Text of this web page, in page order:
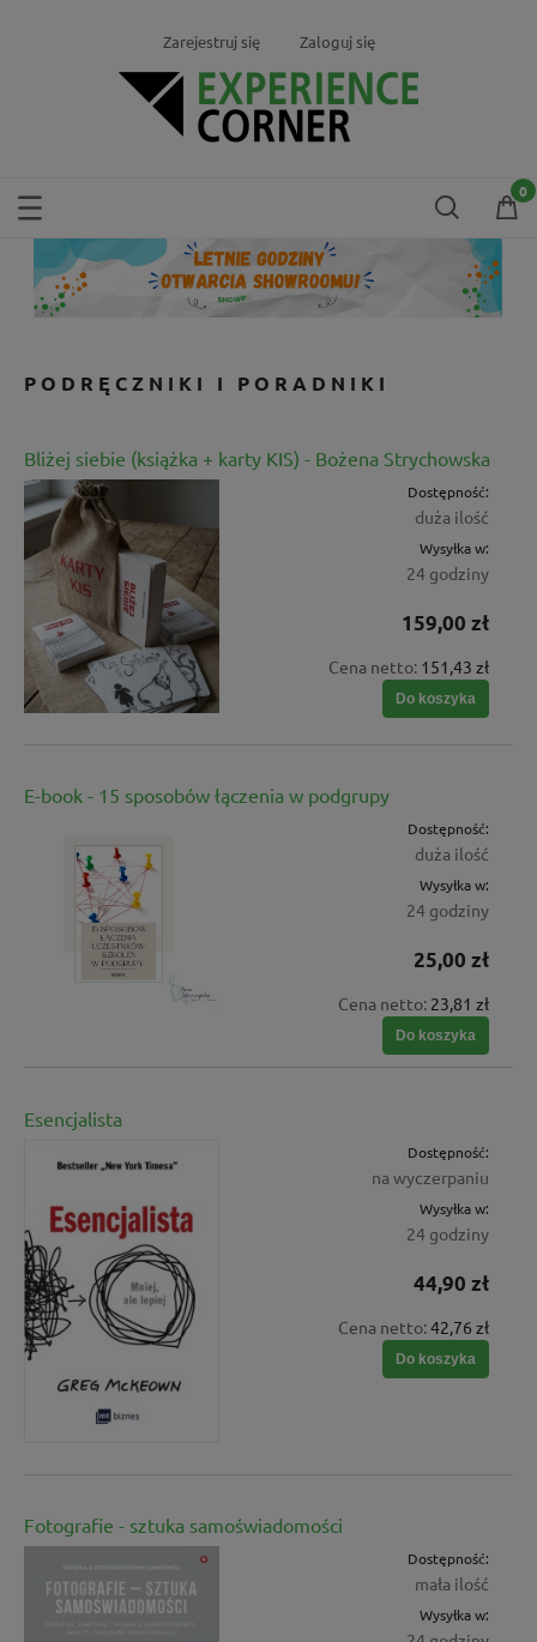
Zarejestruj się Zaloguj się
PODRĘCZNIKI I PORADNIKI
Bliżej siebie (książka + karty KIS) - Bożena Strychowska
Dostępność:
duża ilość
Wysyłka w:
24 godziny
159,00 zł
Cena netto: 151,43 zł
Do koszyka
E-book - 15 sposobów łączenia w podgrupy
Dostępność:
duża ilość
Wysyłka w:
24 godziny
25,00 zł
Cena netto: 23,81 zł
Do koszyka
Esencjalista
Dostępność:
na wyczerpaniu
Wysyłka w:
24 godziny
44,90 zł
Cena netto:42,76 zł
Do koszyka
Fotografie - sztuka samoświadomości
Dostępność:
mała ilość
Wysyłka w: